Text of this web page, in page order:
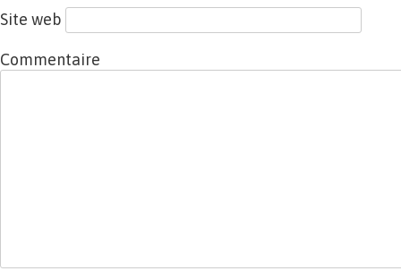
Site web
Commentaire